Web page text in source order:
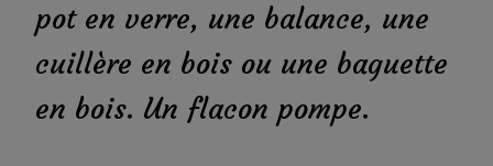
pot en verre, une balance, une
cuillère en bois ou une baguette
en bois. Un flacon pompe.